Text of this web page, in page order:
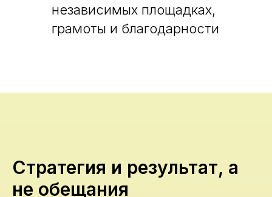
независимых площадках,
грамоты и благодарности
Стратегия и результат, а
не обещания